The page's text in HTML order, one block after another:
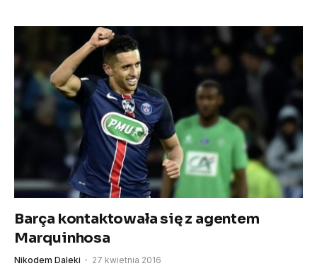
Barça kontaktowała się z agentem
Marquinhosa
Nikodem Daleki 27 kwietnia 2016